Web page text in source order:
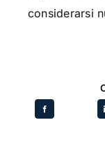
considerarsi